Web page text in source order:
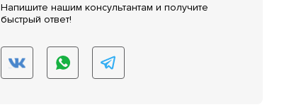
Напишите нашим консультантам и получите
быстрый ответ!